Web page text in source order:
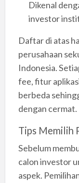
Dikenal
investor
Daftar di atas
perusahaan
Indonesia.
fee, fitur
berbeda
dengan cermat.
Tips Memilih
Sebelum
calon investor
aspek.